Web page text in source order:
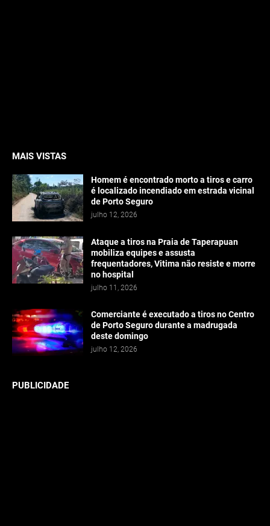
MAIS VISTAS
Homem é encontrado morto a tiros e carro
é localizado incendiado em estrada vicinal
de Porto Seguro
julho 12, 2026
Ataque a tiros na Praia de Taperapuan
mobiliza equipes e assusta
frequentadores, Vitima não resiste e morre
no hospital
julho 11, 2026
Comerciante é executado a tiros no Centro
de Porto Seguro durante a madrugada
deste domingo
julho 12, 2026
PUBLICIDADE